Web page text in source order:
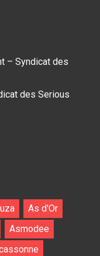
– Syndicat des
des Serious
As d'Or
Asmodee